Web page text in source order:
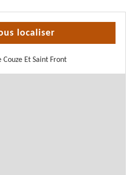
localiser
Et Saint Front